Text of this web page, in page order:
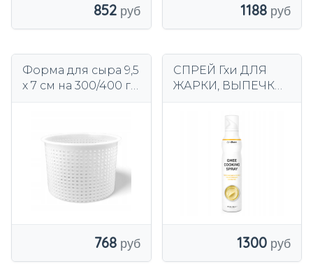
852 1188
Форма для сыра 9,5
х 7 см на 300/400 г
768
СПРЕЙ Гхи ДЛЯ
ЖАРКИ, ВЫПЕЧКИ,
200 мл GymBeam
1300